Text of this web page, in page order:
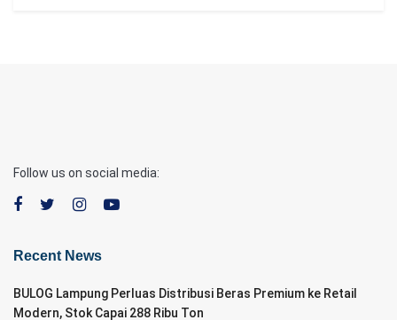
Follow us on social media:
Recent News
BULOG Lampung Perluas Distribusi Beras Premium ke Retail
Modern, Stok Capai 288 Ribu Ton